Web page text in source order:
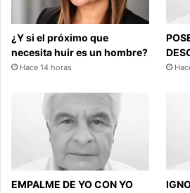
¿Y si el próximo que
necesita huir es un hombre?
Hace 14 horas
EMPALME DE YO CON YO